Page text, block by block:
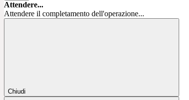
Attendere...
Attendere il completamento dell'operazione...
Chiudi